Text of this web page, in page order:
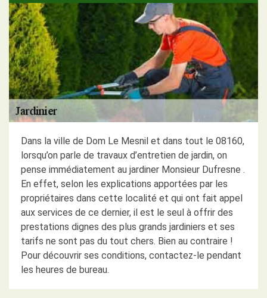
Dans la ville de Dom Le Mesnil et dans tout le 08160,
lorsqu’on parle de travaux d’entretien de jardin, on
pense immédiatement au jardiner Monsieur Dufresne .
En effet, selon les explications apportées par les
propriétaires dans cette localité et qui ont fait appel
aux services de ce dernier, il est le seul à offrir des
prestations dignes des plus grands jardiniers et ses
tarifs ne sont pas du tout chers. Bien au contraire !
Pour découvrir ses conditions, contactez-le pendant
les heures de bureau.